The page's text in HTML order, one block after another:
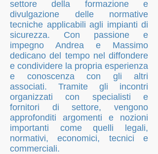
settore della formazione e
divulgazione delle normative
tecniche applicabili agli impianti di
sicurezza. Con passione e
impegno Andrea e Massimo
dedicano del tempo nel diffondere
e condividere la propria esperienza
e conoscenza con gli altri
associati. Tramite gli incontri
organizzati con specialisti e
fornitori di settore, vengono
approfonditi argomenti e nozioni
importanti come quelli legali,
normativi, economici, tecnici e
commerciali.